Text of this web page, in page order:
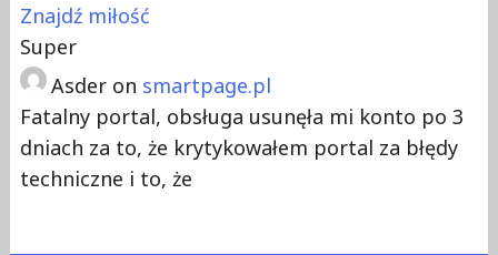
Znajdź miłość
Super
Asderon smartpage.pl
Fatalny portal, obsługa usunęła mi konto po 3
dniach za to, że krytykowałem portal za błędy
techniczne i to, że